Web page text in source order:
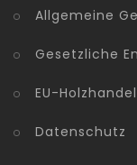
Allgemeine
Gesetzliche
EU-
Datenschutz